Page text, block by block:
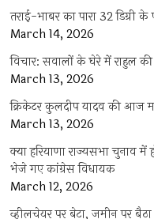
तराई-भाबर का पारा 32 डिग्री
March 14, 2026
विचार: सवालों के घेरे में राहुल की
March 13, 2026
क्रिकेटर कुलदीप यादव की आज
March 13, 2026
क्या हरियाणा राज्यसभा चुनाव
भेजे गए कांग्रेस विधायक
March 12, 2026
व्हीलचेयर पर बेटा, जमीन पर